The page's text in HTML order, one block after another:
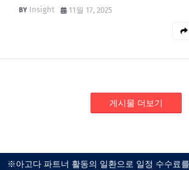
Insight
11월 17, 2025
게시물 더보기
※아고다 파트너 활동의 일환으로 일정 수수료